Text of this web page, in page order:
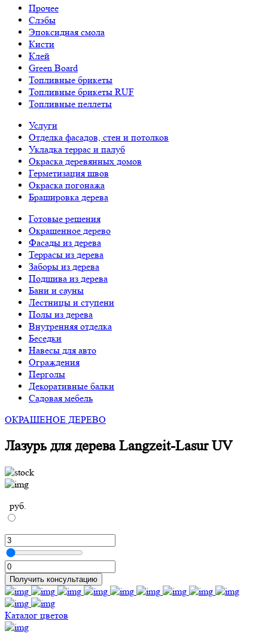
Прочее
Слэбы
Эпоксидная смола
Кисти
Клей
Green Board
Топливные брикеты
Топливные брикеты RUF
Топливные пеллеты
Услуги
Отделка фасадов, стен и потолков
Укладка террас и палуб
Окраска деревянных домов
Герметизация швов
Окраска погонажа
Брашировка дерева
Готовые решения
Окрашенное дерево
Фасады из дерева
Террасы из дерева
Заборы из дерева
Подшива из дерева
Бани и сауны
Лестницы и ступени
Полы из дерева
Внутренняя отделка
Беседки
Навесы для авто
Ограждения
Перголы
Декоративные балки
Садовая мебель
ОКРАШЕНОЕ ДЕРЕВО
Лазурь для дерева Langzeit-Lasur UV
руб.
Получить консультацию
Каталог цветов